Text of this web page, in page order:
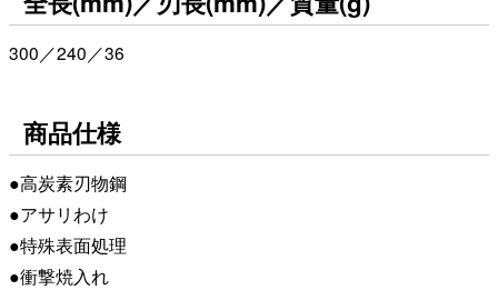
300／240／36
商品仕様
●高炭素刃物鋼
●アサリわけ
●特殊表面処理
●衝撃焼入れ